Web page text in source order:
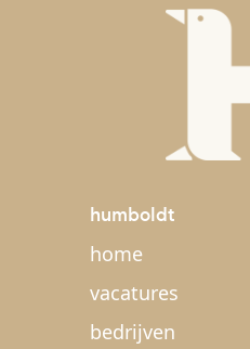
humboldt
home
vacatures
bedrijven